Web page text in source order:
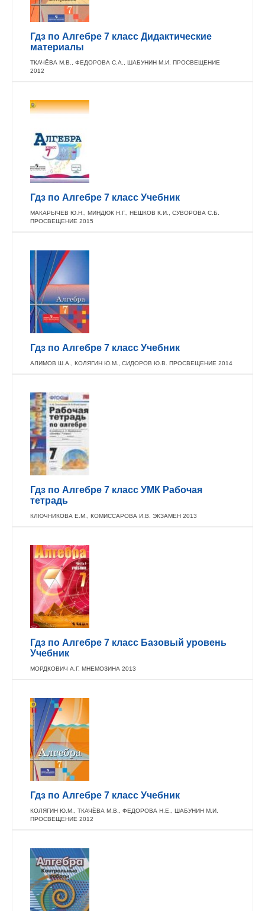
Гдз по Алгебре 7 класс Дидактические
материалы
ТКАЧЁВА М.В., ФЕДОРОВА С.А., ШАБУНИН М.И. ПРОСВЕЩЕНИЕ
2012
Гдз по Алгебре 7 класс Учебник
МАКАРЫЧЕВ Ю.Н., МИНДЮК Н.Г., НЕШКОВ К.И., СУВОРОВА С.Б.
ПРОСВЕЩЕНИЕ 2015
Гдз по Алгебре 7 класс Учебник
АЛИМОВ Ш.А., КОЛЯГИН Ю.М., СИДОРОВ Ю.В. ПРОСВЕЩЕНИЕ 2014
Гдз по Алгебре 7 класс УМК Рабочая
тетрадь
КЛЮЧНИКОВА Е.М., КОМИССАРОВА И.В. ЭКЗАМЕН 2013
Гдз по Алгебре 7 класс Базовый уровень
Учебник
МОРДКОВИЧ А.Г. МНЕМОЗИНА 2013
Гдз по Алгебре 7 класс Учебник
КОЛЯГИН Ю.М., ТКАЧЁВА М.В., ФЕДОРОВА Н.Е., ШАБУНИН М.И.
ПРОСВЕЩЕНИЕ 2012